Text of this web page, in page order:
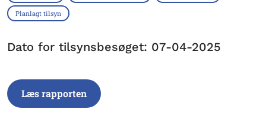
Planlagt tilsyn
Dato for tilsynsbesøget: 07-04-2025
Læs rapporten